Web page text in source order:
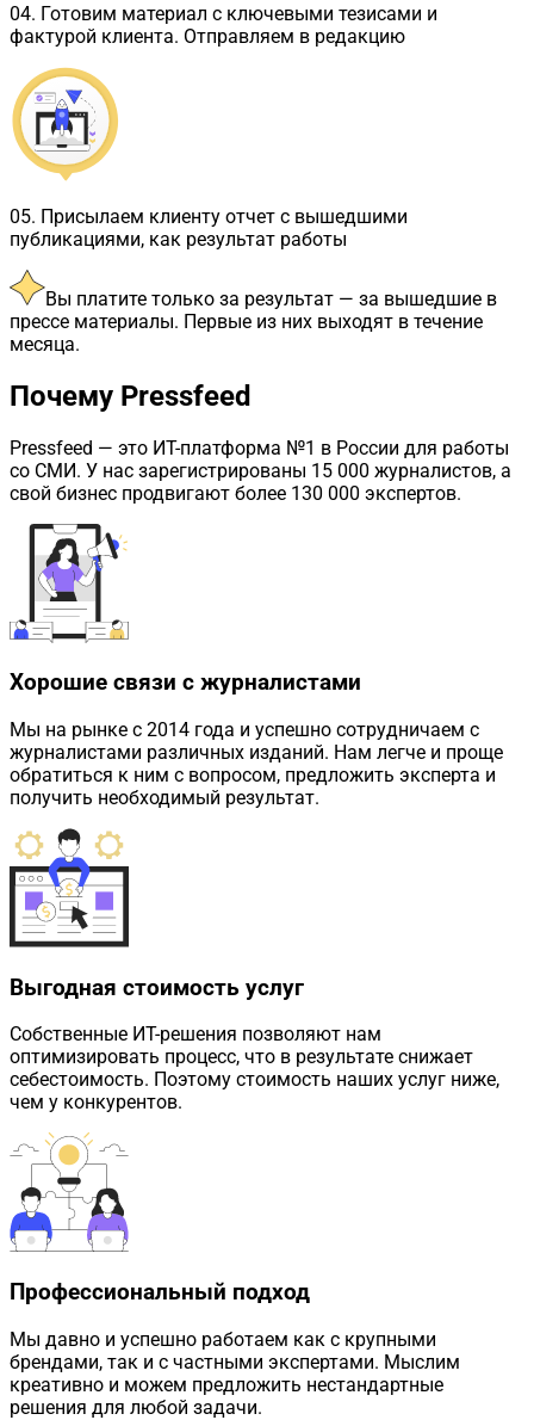
04. Готовим материал с ключевыми тезисами и
фактурой клиента. Отправляем в редакцию
05. Присылаем клиенту отчет с вышедшими
публикациями, как результат работы
Вы платите только за результат — за вышедшие в
прессе материалы. Первые из них выходят в течение
месяца.
Почему Pressfeed
Pressfeed — это ИТ-платформа №1 в России для работы
со СМИ. У нас зарегистрированы 15 000 журналистов, а
свой бизнес продвигают более 130 000 экспертов.
Хорошие связи с журналистами
Мы на рынке с 2014 года и успешно сотрудничаем с
журналистами различных изданий. Нам легче и проще
обратиться к ним с вопросом, предложить эксперта и
получить необходимый результат.
Выгодная стоимость услуг
Собственные ИТ-решения позволяют нам
оптимизировать процесс, что в результате снижает
себестоимость. Поэтому стоимость наших услуг ниже,
чем у конкурентов.
Профессиональный подход
Мы давно и успешно работаем как с крупными
брендами, так и с частными экспертами. Мыслим
креативно и можем предложить нестандартные
решения для любой задачи.